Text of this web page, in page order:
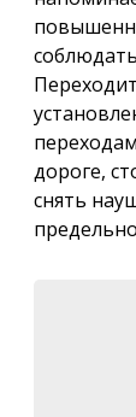
дороге,
снять